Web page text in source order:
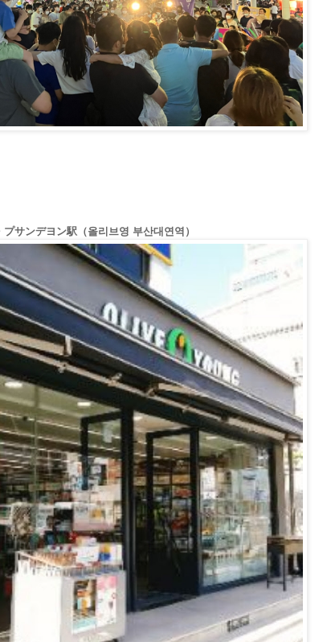
サンデヨン駅（올리브영 부산대연역）